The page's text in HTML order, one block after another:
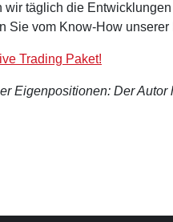
wir täglich die
Sie vom Know-How unserer
Trading Paket!
Eigenpositionen: Der